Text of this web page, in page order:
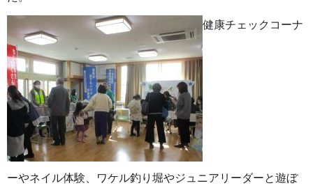
健康チェックコーナ
ーやネイル体験、ワケル釣り堀やジュニアリーダーと遊ぼ